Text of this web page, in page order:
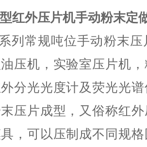
红外压片机手动粉末定
列常规吨位手动粉末
压机，实验室压片机
分光光度计及荧光光
压片成型，又俗称红
，可以压制成不同规